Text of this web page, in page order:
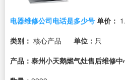
电器维修公司电话是多少号 单价：
类别： 核心产品 单位： 只
产品：泰州小天鹅燃气灶售后维修中